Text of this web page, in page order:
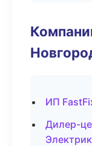
ИП
Дилер-